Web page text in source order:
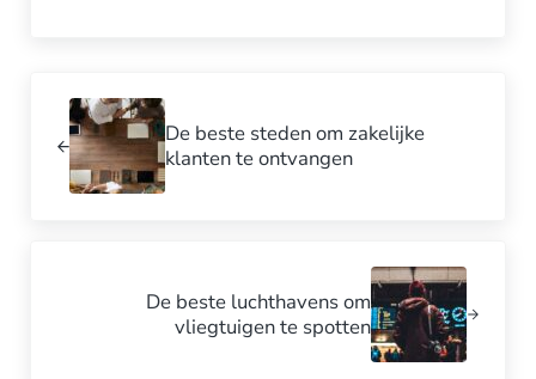
De beste steden om zakelijke
klanten te ontvangen
De beste luchthavens om
vliegtuigen te spotten